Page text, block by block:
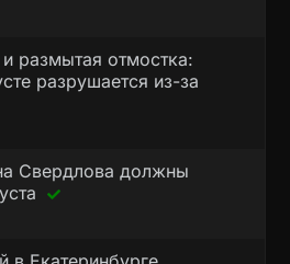
размытая отмостка:
разрушается из-за
Свердлова должны